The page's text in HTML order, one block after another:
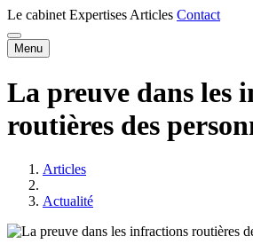
Le cabinet Expertises Articles Contact
Menu
La preuve dans les
routières des
Articles
Actualité